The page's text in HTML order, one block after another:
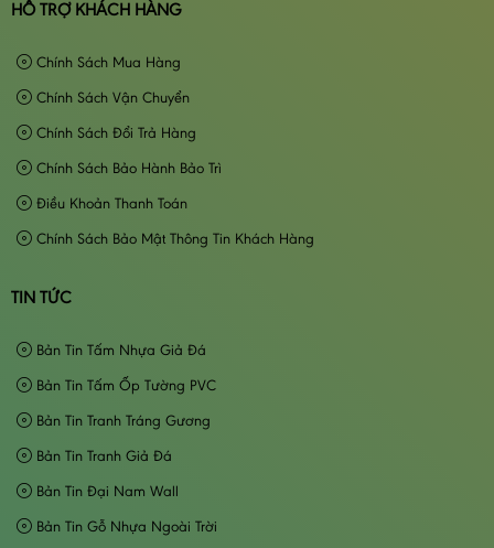
HỖ TRỢ KHÁCH HÀNG
Chính Sách Mua Hàng
Chính Sách Vận Chuyển
Chính Sách Đổi Trả Hàng
Chính Sách Bảo Hành Bảo Trì
Điều Khoản Thanh Toán
Chính Sách Bảo Mật Thông Tin Khách Hàng
TIN TỨC
Bản Tin Tấm Nhựa Giả Đá
Bản Tin Tấm Ốp Tường PVC
Bản Tin Tranh Tráng Gương
Bản Tin Tranh Giả Đá
Bản Tin Đại Nam Wall
Bản Tin Gỗ Nhựa Ngoài Trời